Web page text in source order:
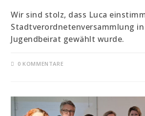
Wir sind stolz, dass Luca
Stadtverordnetenversammlung
Jugendbeirat gewählt wurde.
0 KOMMENTARE